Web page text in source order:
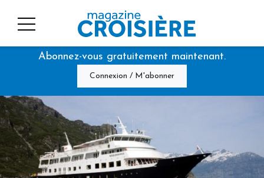
Abonnez-vous gratuitement maintenant.
Connexion / M'abonner